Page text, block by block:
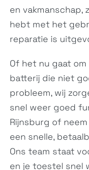
Redmi Note 15
2510ERA8BG
Poco F8 Pro
en vakmanschap,
hebt met het
reparatie is
Of het nu gaat
batterij die niet
probleem, wij
snel weer goed
Rijnsburg of neem
een snelle,
Ons team staat
en je toestel snel